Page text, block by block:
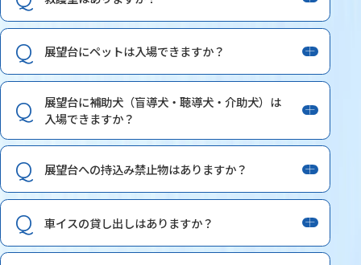
展望台にペットは入場できますか？
展望台に補助犬（盲導犬・聴導犬・介助犬）は
入場できますか？
展望台への持込み禁止物はありますか？
車イスの貸し出しはありますか？